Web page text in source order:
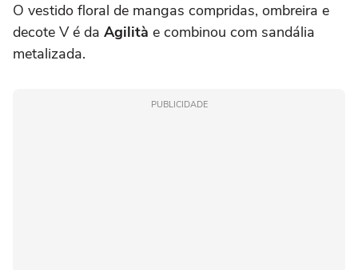
O vestido floral de mangas compridas, ombreira e
decote V é da Agilità e combinou com sandália
metalizada.
PUBLICIDADE